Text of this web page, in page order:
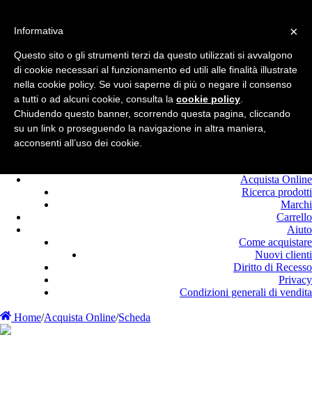
Chiamaci : +39.0525
Registrati
Login
Acquista Online
Ricerca prodotti
Marchi
Carrello
Aiuto
Come acquistare
Nuovi clienti
Diritto di Recesso
Privacy
Condizioni generali di vendita
Home/Acquista Online/Scheda
×
Informativa
Questo sito o gli strumenti terzi da questo utilizzati si avvalgono
di cookie necessari al funzionamento ed utili alle finalità illustrate
nella cookie policy. Se vuoi saperne di più o negare il consenso
a tutti o ad alcuni cookie, consulta la cookie policy
Chiudendo questo banner, scorrendo questa pagina, cliccando
su un link o proseguendo la navigazione in altra maniera,
acconsenti all’uso dei cookie.